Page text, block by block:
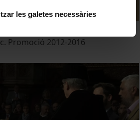
les galetes necessàries
en Enginyeria Biomèdica.
Promoció 2012-2016